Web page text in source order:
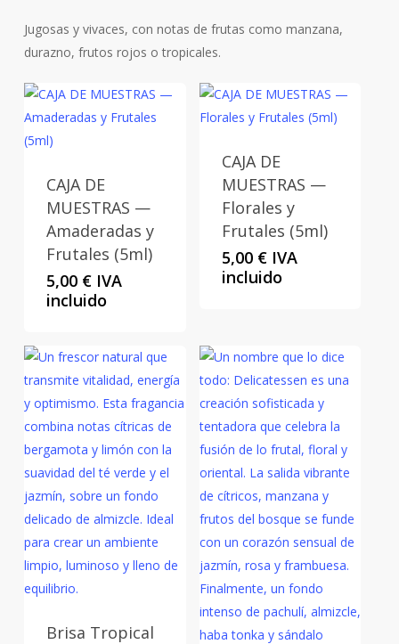
Jugosas y vivaces, con notas de frutas como manzana,
durazno, frutos rojos o tropicales.
CAJA DE
MUESTRAS —
Amaderadas y
Frutales (5ml)
5,00 € IVA
incluido
CAJA DE
MUESTRAS —
Florales y
Frutales (5ml)
5,00 € IVA
incluido
Brisa Tropical